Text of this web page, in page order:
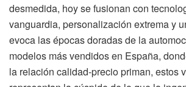
desmedida, hoy se fusionan con
vanguardia, personalización extrema y
evoca las épocas doradas de la
modelos más vendidos en España,
la relación calidad-precio priman, estos